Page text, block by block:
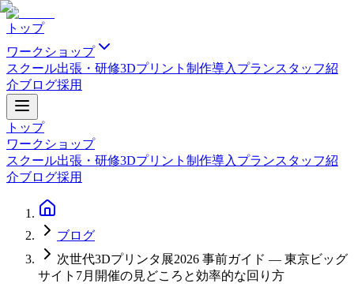
トップ
ワークショップ
スクール出張・研修3Dプリント制作導入プランスタッフ紹
介ブログ採用
トップ
ワークショップ
スクール出張・研修3Dプリント制作導入プランスタッフ紹
介ブログ採用
ブログ
次世代3Dプリンタ展2026 事前ガイド — 東京ビッグ
サイト7月開催の見どころと効率的な回り方